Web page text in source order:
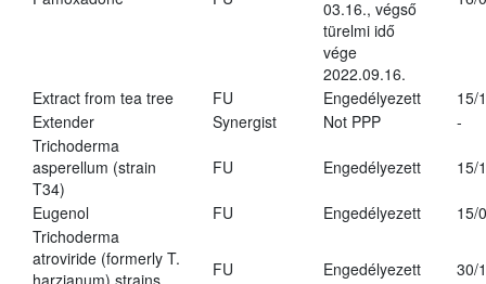
03.16., végső
türelmi idő
vége
2022.09.16.
Extract from tea tree FU Engedélyezett
15/
Extender
Synergist Not PPP
-
Trichoderma
asperellum (strain
T34)
FU Engedélyezett 15/
Eugenol FU Engedélyezett
15/
Trichoderma
atroviride (formerly T.
FU Engedélyezett 30/